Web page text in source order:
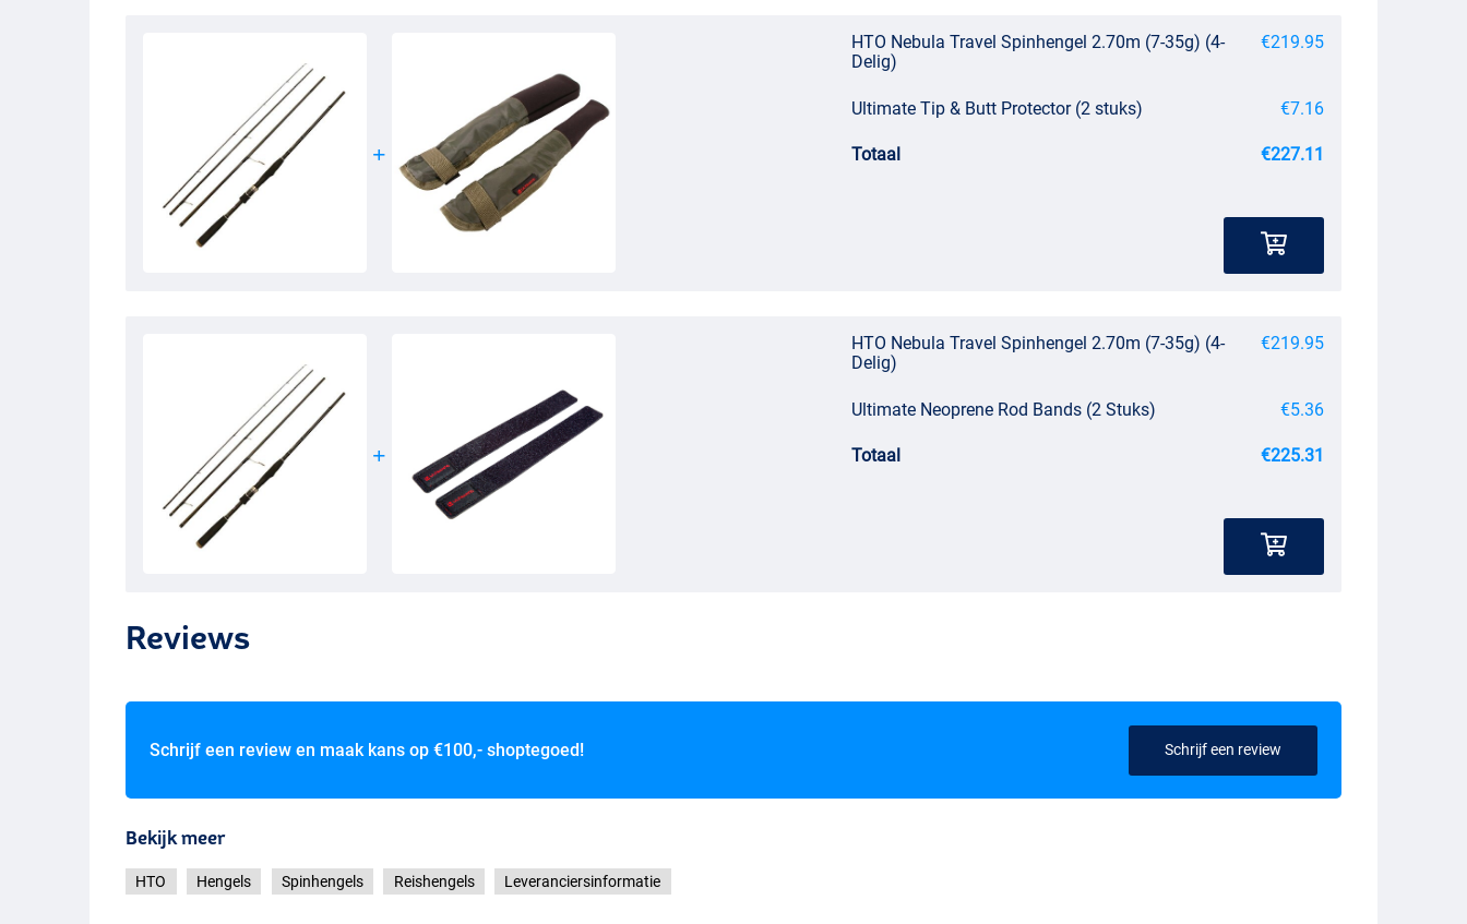
HTO Nebula Travel Spinhengel 2.70m (7-35g) (4-
Delig)
€219.95
Ultimate Tip & Butt Protector (2 stuks) €7.16
Totaal €227.11
HTO Nebula Travel Spinhengel 2.70m (7-35g) (4-
Delig)
€219.95
Ultimate Neoprene Rod Bands (2 Stuks) €5.36
Totaal €225.31
Reviews
Schrijf een review en maak kans op €100,- shoptegoed! Schrijf een review
Bekijk meer
HTO Hengels Spinhengels Reishengels Leveranciersinformatie